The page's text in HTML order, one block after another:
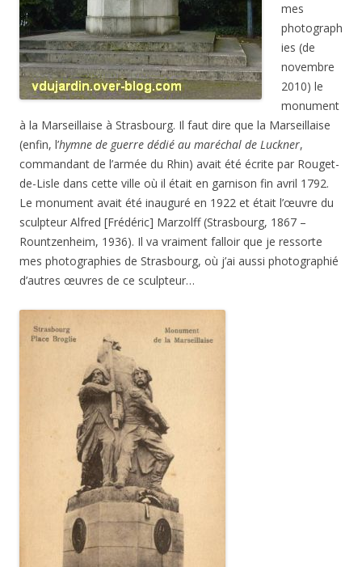
mes
photograph
ies (de
novembre
2010) le
monument
à la Marseillaise à Strasbourg. Il faut dire que la Marseillaise
(enfin, l’hymne de guerre dédié au maréchal de Luckner,
commandant de l’armée du Rhin) avait été écrite par Rouget-
de-Lisle dans cette ville où il était en garnison fin avril 1792.
Le monument avait été inauguré en 1922 et était l’œuvre du
sculpteur Alfred [Frédéric] Marzolff (Strasbourg, 1867 –
Rountzenheim, 1936). Il va vraiment falloir que je ressorte
mes photographies de Strasbourg, où j’ai aussi photographié
d’autres œuvres de ce sculpteur…